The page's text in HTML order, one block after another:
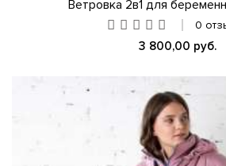
Ветровка 2в1 для
0
3 800,00 руб.